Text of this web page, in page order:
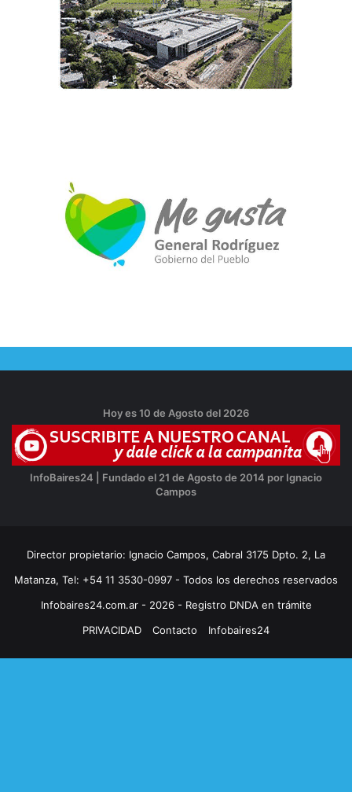
Hoy es 10 de Agosto del 2026
InfoBaires24 | Fundado el 21 de Agosto de 2014 por Ignacio
Campos
Director propietario: Ignacio Campos, Cabral 3175 Dpto. 2, La
Matanza, Tel: +54 11 3530-0997 - Todos los derechos reservados
Infobaires24.com.ar - 2026 - Registro DNDA en trámite
PRIVACIDAD
Contacto Infobaires24